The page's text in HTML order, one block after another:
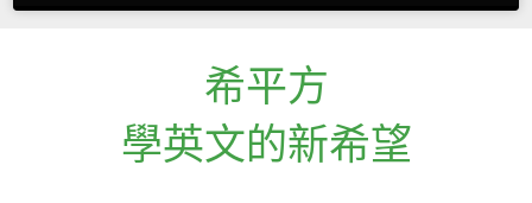
希平方
學英文的新希望